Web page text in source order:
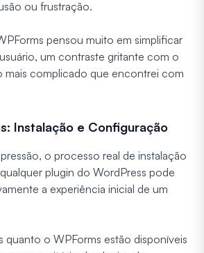
ou frustração.
pensou muito em simplificar
um contraste gritante com o
mais complicado que encontrei com
Instalação e Configuração
o processo real de instalação
plugin do WordPress pode
a experiência inicial de um
quanto o WPForms estão disponíveis